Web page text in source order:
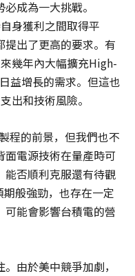
成為一大挑戰。
身獲利之間取得平
出了更高的要求。有
幾年內大幅擴充High-
益增長的需求。但這也
出和技術風險。
程的前景，但我們也不
面電源技術在量產時可
能否順利克服還有待觀
般強勁，也存在一定
可能會影響台積電的營
由於美中競爭加劇，